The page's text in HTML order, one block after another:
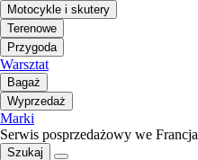
Motocykle i skutery
Terenowe
Przygoda
Warsztat
Bagaż
Wyprzedaż
Marki
Serwis posprzedażowy we Francja
Szukaj